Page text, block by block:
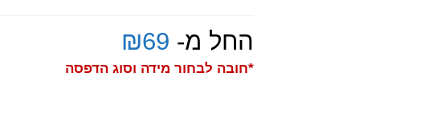
החל מ- ₪69
*חובה לבחור מידה וסוג הדפסה